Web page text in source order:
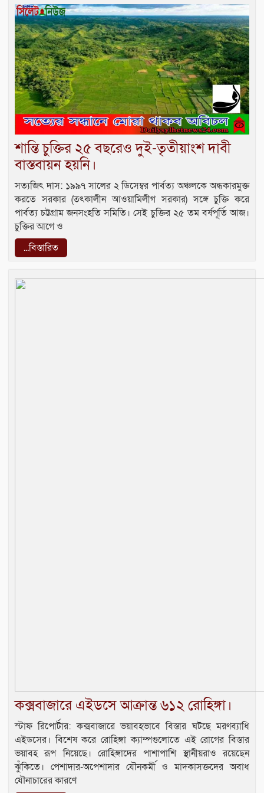
শান্তি চুক্তির ২৫ বছরেও দুই-তৃতীয়াংশ দাবী
বাস্তবায়ন হয়নি।
সত্যজিৎ দাস: ১৯৯৭ সালের ২ ডিসেম্বর পার্বত্য অঞ্চলকে অন্ধকারমুক্ত
করতে সরকার (তৎকালীন আওয়ামিলীগ সরকার) সঙ্গে চুক্তি ক‌রে‌
পার্বত্য চট্টগ্রাম জনসংহতি সমিতি। সেই চুক্তির ২৫ তম বর্ষপূর্তি আজ।
চুক্তির আগে ও
...বিস্তারিত
কক্সবাজারে এইডসে আক্রান্ত ৬১২ রোহিঙ্গা।
স্টাফ রিপোর্টার: কক্সবাজারে ভয়াবহভাবে বিস্তার ঘটছে মরণব্যাধি
এইডসের। বিশেষ করে রোহিঙ্গা ক্যাম্পগুলোতে এই রোগের বিস্তার
ভয়াবহ রূপ নিয়েছে। রোহিঙ্গাদের পাশাপাশি স্থানীয়রাও রয়েছেন
ঝুঁকিতে। পেশাদার-অপেশাদার যৌনকর্মী ও মাদকাসক্তদের অবাধ
যৌনাচারের কারণে